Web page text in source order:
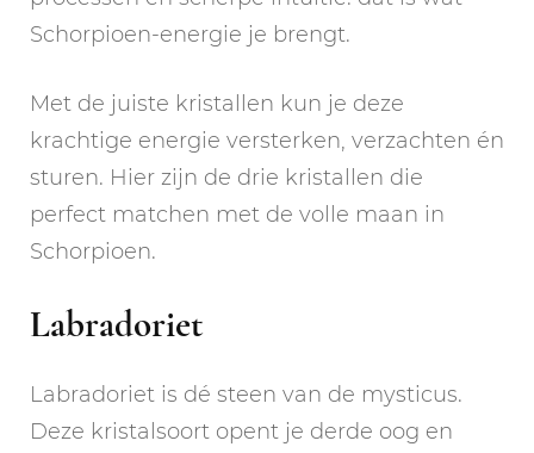
Schorpioen-energie je brengt.
Met de juiste kristallen kun je deze
krachtige energie versterken, verzachten én
sturen. Hier zijn de drie kristallen die
perfect matchen met de volle maan in
Schorpioen.
Labradoriet
Labradoriet is dé steen van de mysticus.
Deze kristalsoort opent je derde oog en